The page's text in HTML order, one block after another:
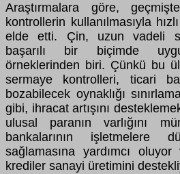
Araştırmalara göre,
kontrollerin kullanılmasıyla
elde etti. Çin, uzun vadeli
başarılı bir biçimde
örneklerinden biri. Çünkü bu
sermaye kontrolleri, ticari
bozabilecek oynaklığı
gibi, ihracat artışını
ulusal paranın varlığını
bankalarının işletmelere
sağlamasına yardımcı
krediler sanayi üretimini